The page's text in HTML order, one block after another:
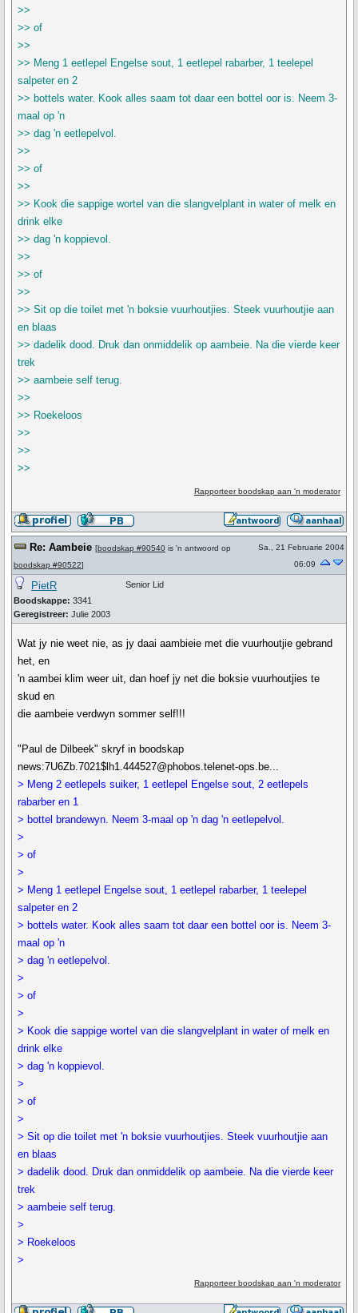
>>
>> of
>>
>> Meng 1 eetlepel Engelse sout, 1 eetlepel rabarber, 1 teelepel
salpeter en 2
>> bottels water. Kook alles saam tot daar een bottel oor is. Neem 3-
maal op 'n
>> dag 'n eetlepelvol.
>>
>> of
>>
>> Kook die sappige wortel van die slangvelplant in water of melk en
drink elke
>> dag 'n koppievol.
>>
>> of
>>
>> Sit op die toilet met 'n boksie vuurhoutjies. Steek vuurhoutjie aan
en blaas
>> dadelik dood. Druk dan onmiddelik op aambeie. Na die vierde keer
trek
>> aambeie self terug.
>>
>> Roekeloos
>>
>>
>>
Rapporteer boodskap aan 'n moderator
Re: Aambeie [boodskap #90540 is 'n antwoord op
boodskap #90522]
Sa., 21 Februarie 2004
06:09
PietR
Boodskappe: 3341
Geregistreer: Julie 2003
Senior Lid
Wat jy nie weet nie, as jy daai aambieie met die vuurhoutjie gebrand
het, en
'n aambei klim weer uit, dan hoef jy net die boksie vuurhoutjies te
skud en
die aambeie verdwyn sommer self!!!
"Paul de Dilbeek" skryf in boodskap
news:7U6Zb.7021$lh1.444527@phobos.telenet-ops.be...
> Meng 2 eetlepels suiker, 1 eetlepel Engelse sout, 2 eetlepels
rabarber en 1
> bottel brandewyn. Neem 3-maal op 'n dag 'n eetlepelvol.
>
> of
>
> Meng 1 eetlepel Engelse sout, 1 eetlepel rabarber, 1 teelepel
salpeter en 2
> bottels water. Kook alles saam tot daar een bottel oor is. Neem 3-
maal op 'n
> dag 'n eetlepelvol.
>
> of
>
> Kook die sappige wortel van die slangvelplant in water of melk en
drink elke
> dag 'n koppievol.
>
> of
>
> Sit op die toilet met 'n boksie vuurhoutjies. Steek vuurhoutjie aan
en blaas
> dadelik dood. Druk dan onmiddelik op aambeie. Na die vierde keer
trek
> aambeie self terug.
>
> Roekeloos
>
Rapporteer boodskap aan 'n moderator